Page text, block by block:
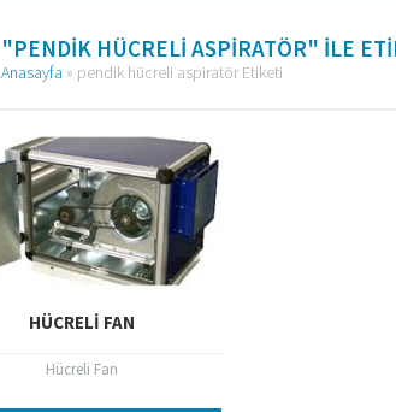
"PENDIK HÜCRELI ASPIRATÖR" ILE
Anasayfa » pendik hücreli aspiratör Etiketi
HÜCRELI FAN
Hücreli Fan